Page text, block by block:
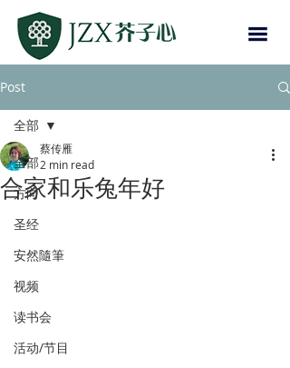
Post
全部
方向
圣经
安然隨筆
视频
读书会
活动/节目
全部
合家和乐兔年好
蔡传雁
2 min read